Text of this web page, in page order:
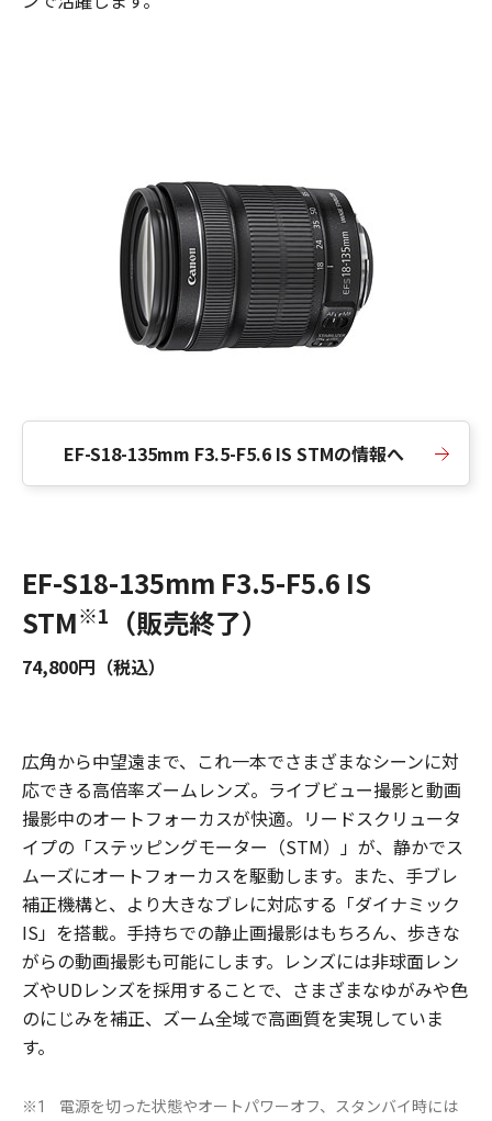
EF-S18-135mm F3.5-F5.6 IS
STM※1 （販売終了）
74,800円（税込）
広角から中望遠まで、これ一本でさまざまなシーンに対
応できる高倍率ズームレンズ。ライブビュー撮影と動画
撮影中のオートフォーカスが快適。リードスクリュータ
イプの「ステッピングモーター（STM）」が、静かでス
ムーズにオートフォーカスを駆動します。また、手ブレ
補正機構と、より大きなブレに対応する「ダイナミック
IS」を搭載。手持ちでの静止画撮影はもちろん、歩きな
がらの動画撮影も可能にします。レンズには非球面レン
ズやUDレンズを採用することで、さまざまなゆがみや色
のにじみを補正、ズーム全域で高画質を実現していま
す。
※1
電源を切った状態やオートパワーオフ、スタンバイ時には
EF-S18-135mm F3.5-F5.6 IS STMの情報へ